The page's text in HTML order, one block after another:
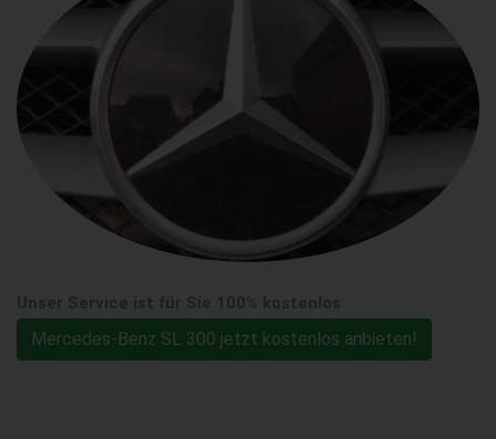
Mercedes-Benz SL 300 jetzt kostenlos anbieten!